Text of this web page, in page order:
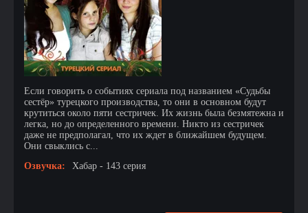
Если говорить о событиях сериала под названием «Судьбы
сестёр» турецкого производства, то они в основном будут
крутиться около пяти сестричек. Их жизнь была безмятежна и
легка, но до определенного времени. Никто из сестричек
даже не предполагал, что их ждет в ближайшем будущем.
Они свыклись с...
Озвучка:
Хабар - 143 серия